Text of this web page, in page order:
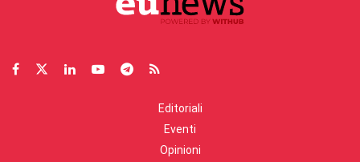
Editoriali
Eventi
Opinioni